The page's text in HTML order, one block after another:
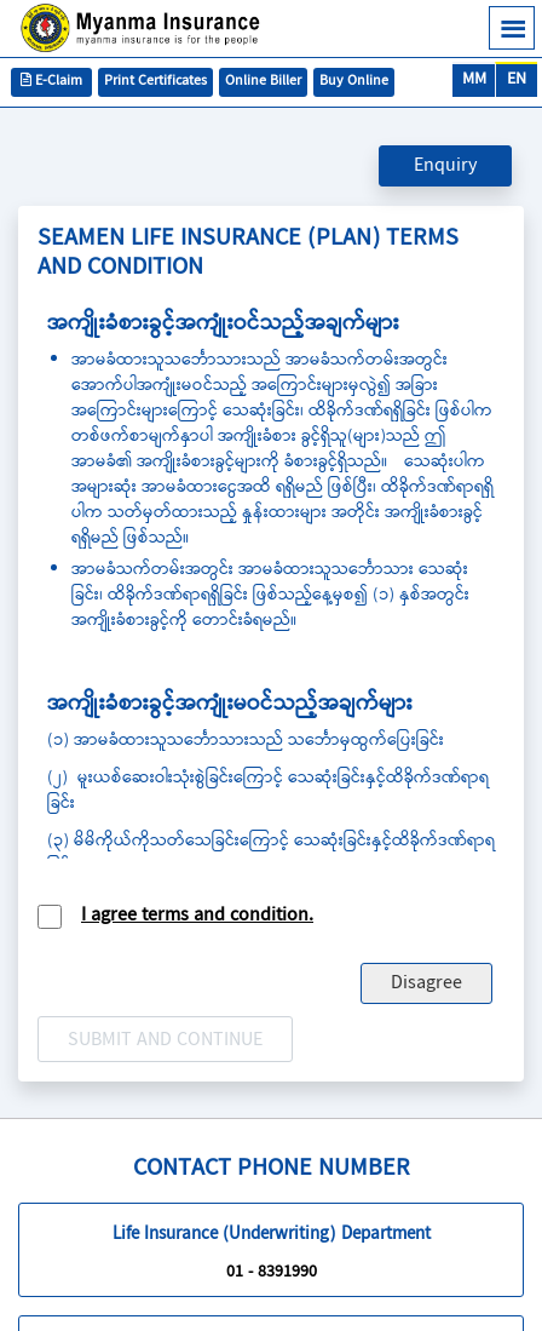
EN
MM
Buy Online
Online Biller
Print Certificates
E-Claim
Enquiry
SEAMEN LIFE INSURANCE (PLAN) TERMS
AND CONDITION
အကျိုးခံစားခွင့်အကျုံးဝင်သည့်အချက်များ
အာမခံထားသူသင်္ဘောသားသည် အာမခံသက်တမ်းအတွင်း
အောက်ပါအကျုံးမဝင်သည့် အကြောင်းများမှလွဲ၍ အခြား
အကြောင်းများကြောင့် သေဆုံးခြင်း၊ ထိခိုက်ဒဏ်ရရှိခြင်း ဖြစ်ပါက
တစ်ဖက်စာမျက်နှာပါ အကျိုးခံစား ခွင့်ရှိသူ(များ)သည် ဤ
အာမခံ၏ အကျိုးခံစားခွင့်များကို ခံစားခွင့်ရှိသည်။ သေဆုံးပါက
အများဆုံး အာမခံထားငွေအထိ ရရှိမည် ဖြစ်ပြီး၊ ထိခိုက်ဒဏ်ရာရရှိ
ပါက သတ်မှတ်ထားသည့် နှုန်းထားများ အတိုင်း အကျိုးခံစားခွင့်
ရရှိမည် ဖြစ်သည်။
အာမခံသက်တမ်းအတွင်း အာမခံထားသူသင်္ဘောသား သေဆုံး
ခြင်း၊ ထိခိုက်ဒဏ်ရာရရှိခြင်း ဖြစ်သည့်နေ့မှစ၍ (၁) နှစ်အတွင်း
အကျိုးခံစားခွင့်ကို တောင်းခံရမည်။
အကျိုးခံစားခွင့်အကျုံးမဝင်သည့်အချက်များ
(၁) အာမခံထားသူသင်္ဘောသားသည် သင်္ဘောမှထွက်ပြေးခြင်း
(၂) မူးယစ်ဆေးဝါးသုံးစွဲခြင်းကြောင့် သေဆုံးခြင်းနှင့်ထိခိုက်ဒဏ်ရာရ
ခြင်း
(၃) မိမိကိုယ်ကိုသတ်သေခြင်းကြောင့် သေဆုံးခြင်းနှင့်ထိခိုက်ဒဏ်ရာရ
ခြင်း
(၄)
မိမိကိုယ်တိုင် ရာဇဝတ်မှုကျူးလွန်ခြင်းကြောင့် သေဆုံးခြင်းနှင့်
ထိခိုက်ဒဏ်ရာရခြင်း
နိုင်ငံခြားသင်္ဘောတွင် (၁) နှစ်ထက်ပို၍ တာဝန်ထမ်းဆောင်နေရ
သူများသည် မိမိ ဝယ်ယူထားသည့် သင်္ဘောသားအသက်အာမခံ
လက်မှတ် သက်တမ်း (၁) နှစ် မကုန်မီ သက်ဆိုင်ရာကုမ္ပဏီ / SD
(Seaman Division) သို့ ဆက်သွယ်၍ စည်းကမ်းချက်နှင့်အညီ
သင်္ဘောသားအသက်အာမခံသက်တမ်းသည် အာမခံဝယ်ယူသည့်
နေ့မှစ၍ (၁) နှစ်တိတိ ဖြစ်ပြီး၊ သက်တမ်း ကုန်ဆုံးသည့်နေ့၏ ည
(၁၂) နာရီတိတိတွင် သက်တမ်းကုန်ဆုံးမည် ဖြစ်သည်။ အာမခံ
လက်မှတ် ဝယ်ယူပြီး နောက် သင်္ဘောမတက်နိုင်ခဲ့သော်
မြန်မာနိုင်ငံတွင်ရှိနေသောကာလအတွက် အာမခံအကာအကွယ်
ရရှိမည်။ မည်သည့်အကြောင်းနှင့်မျှ ပရီမီယံကို ပြန်အမ်းမည်
I agree terms and condition.
Disagree
CONTACT PHONE NUMBER
Life Insurance (Underwriting) Department
01 - 8391990